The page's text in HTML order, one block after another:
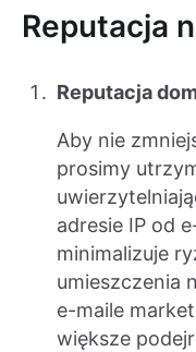
Reputacja
Reputacja
Aby nie
prosimy
adresie IP od
minimalizuje
umieszczenia
e-maile
większe